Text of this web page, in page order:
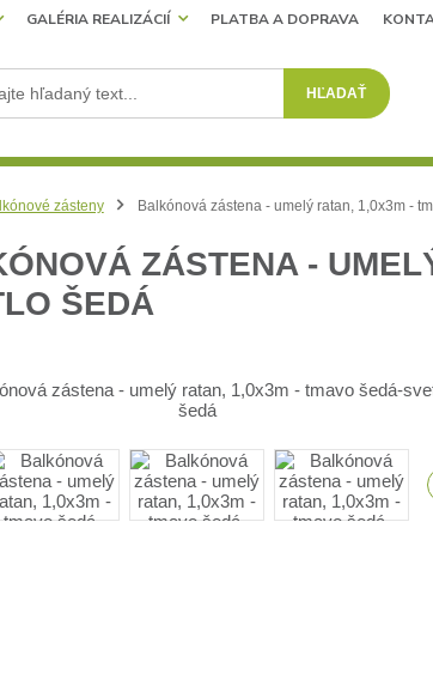
GALÉRIA REALIZÁCIÍ PLATBA A DOPRAVA
HĽADAŤ
zásteny Balkónová zástena - umelý ratan, 1,0x3m -
ZÁSTENA -
ŠEDÁ